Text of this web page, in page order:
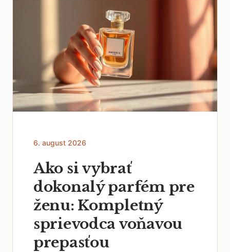
6. august 2026
Ako si vybrať
dokonalý parfém pre
ženu: Kompletný
sprievodca voňavou
prepasťou